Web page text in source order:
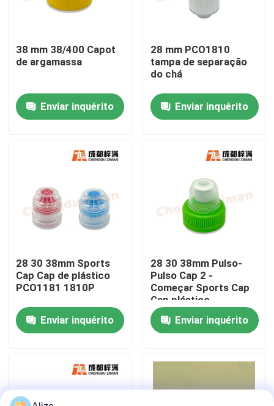
Casa
Excursão da fábrica
Contacte-nos
Notícia
Empacotamento da bebida do alimento
Empacotamento de alumínio da bebida
38 mm 38/400 Capot
de argamassa
Enviar inquérito
28 mm PCO1810
tampa de separação
do chá
Enviar inquérito
28 30 38mm Sports
Cap Cap de plástico
PCO1181 1810P
Enviar inquérito
28 30 38mm Pulso-
Pulso Cap 2 -
Começar Sports Cap
Cap plástico
Enviar inquérito